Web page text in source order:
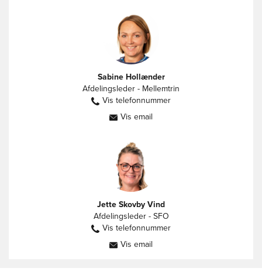
Sabine Hollænder
Afdelingsleder - Mellemtrin
Vis telefonnummer
22213833
Vis emailsh@vestbyenfriskole.dk
Jette Skovby Vind
Afdelingsleder - SFO
Vis telefonnummer
60584733
Vis emailjv@vestbyenfriskole.dk